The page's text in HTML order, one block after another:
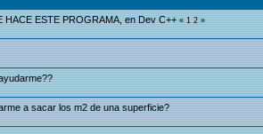
HACE ESTE PROGRAMA, en Dev C++ «1 2»
a sacar los m2 de una superficie?